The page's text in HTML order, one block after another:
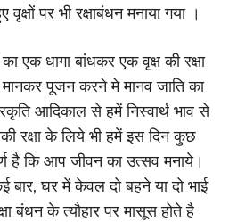
पर भी रक्षाबंधन मनाया गया ।
एक धागा बांधकर एक वृक्ष की रक्षा
पूजन करने मे मानव जाति का
आदिकाल से हमें निस्वार्थ भाव से
रक्षा के लिये भी हमें इस दिन कुछ
है कि आप जीवन का उत्सव मनाये।
बार, घर में केवल दो बहने या दो भाई
बंधन के त्यौहार पर मासूस होते है